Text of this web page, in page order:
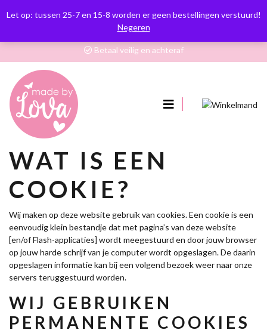
Op werkdagen voor 12.00 besteld, zelfde dag verzonden
Verzendkosten €3,95. Gratis vanaf €50,- (NL)
Betaal veilig en achteraf
0
WAT IS EEN
COOKIE?
Wij maken op deze website gebruik van cookies. Een cookie is een
eenvoudig klein bestandje dat met pagina’s van deze website
[en/of Flash-applicaties] wordt meegestuurd en door jouw browser
op jouw harde schrijf van je computer wordt opgeslagen. De daarin
opgeslagen informatie kan bij een volgend bezoek weer naar onze
servers teruggestuurd worden.
WIJ GEBRUIKEN
PERMANENTE COOKIES
Let op: tussen 25-7 en 15-8 worden er geen bestellingen verstuurd!
Negeren